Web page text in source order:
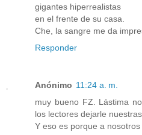
gigantes hiperrealistas
en el frente de su casa.
Che, la sangre me da
Responder
Anónimo 11:24 a. m.
muy bueno FZ. Lástima
los lectores dejarle nuestras
Y eso es porque a nosotros